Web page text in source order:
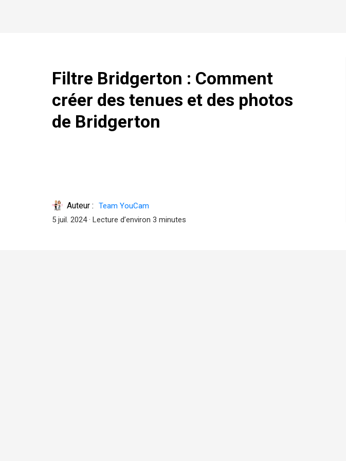
Filtre Bridgerton : Comment
créer des tenues et des photos
de Bridgerton
Auteur :
Team YouCam
5 juil. 2024· Lecture d’environ 3 minutes